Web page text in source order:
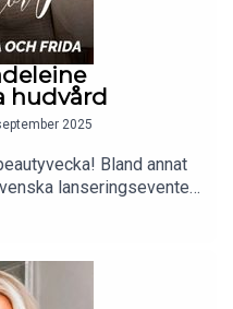
hudvård
2025
Bland annat
lanseringseventet
avsnitt berättar hon
vantarna på direkt.
del av den
för Make Up Store.
nu uppdaterat flera av